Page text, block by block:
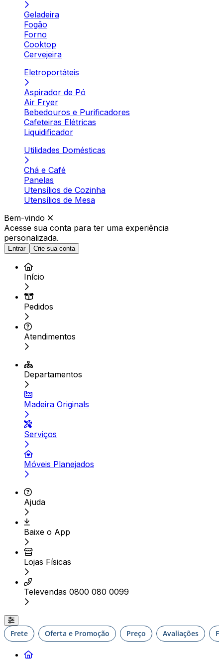
Geladeira
Fogão
Forno
Cooktop
Cervejeira
Eletroportáteis
Aspirador de Pó
Air Fryer
Bebedouros e Purificadores
Cafeteiras Elétricas
Liquidificador
Utilidades Domésticas
Chá e Café
Panelas
Utensílios de Cozinha
Utensílios de Mesa
Bem-vindo
Acesse sua conta para ter uma experiência
personalizada.
Entrar Crie sua conta
Início
Pedidos
Atendimentos
Departamentos
Madeira Originals
Serviços
Móveis Planejados
Ajuda
Baixe o App
Lojas Físicas
Televendas 0800 080 0099
Frete Oferta e Promoção Preço Avaliações